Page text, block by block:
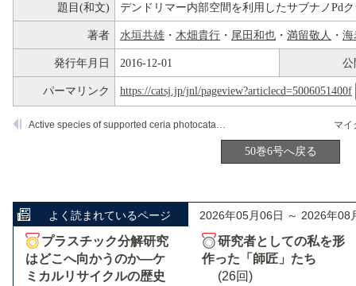
題目(和文) デンドリマー内部空間を利用したサブナノPd
著者 水垣共雄 ・ 木畑貴行 ・ 尾田和也 ・ 満留敬人 ・ 海
発行年月日 2016-12-01 公
パーマリンク https://catsj.jp/jnl/pageview?articlecd=5006051400f
Active species of supported ceria photocatalysts for non-oxidative coupling of methane
50巻6号へ戻る
よく読まれているページ 2026年05月06日 ～ 2026年08
プラスチック分解研究
はどこへ向かうのか―ケ
ミカルリサイクルの歴史
研究者としての私を形
作った「師匠」たち
(26回)